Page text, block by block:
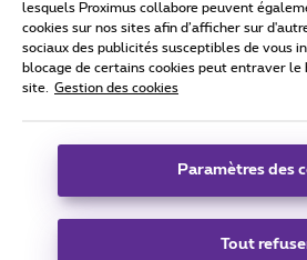
Tous droits réservés. © 2026 Proximus
Conditions générales, info consommateur
Coordonnées de l’entreprise
Boulevard du Roi Albert II 27 - B-1030
lesquels Proximus collabore peuvent
cookies sur nos sites afin d’afficher sur
sociaux des publicités susceptibles de vous
blocage de certains cookies peut entraver
site.
Gestion des cookies
Paramètres des
Tout